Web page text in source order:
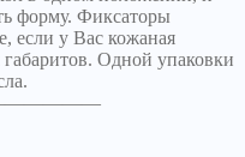
форму. Фиксаторы
если у Вас кожаная
Одной упаковки